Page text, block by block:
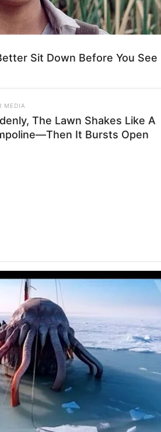
Kanopi Tempat
Serasa Beristirahat di
Raja
Sit Down Before You See
MEDIA
The Lawn Shakes Like A
It Bursts Open